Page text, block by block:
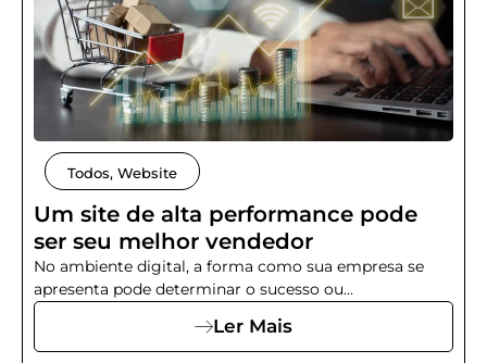
Todos, Website
Um site de alta performance pode
ser seu melhor vendedor
No ambiente digital, a forma como sua empresa se
apresenta pode determinar o sucesso ou...
Ler Mais